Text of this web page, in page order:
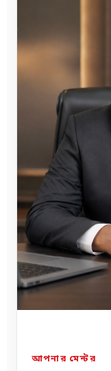
আপনার মেন্টর